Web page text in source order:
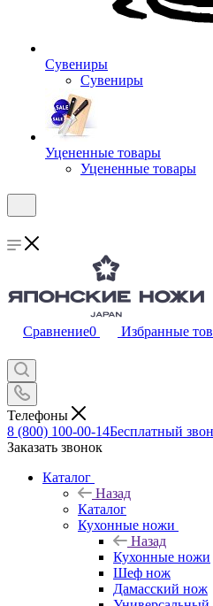
Сувениры
Сувениры
Уцененные товары
Уцененные товары
Сравнение0 Избранные
Телефоны
8 (800) 100-00-14Бесплатный
Заказать звонок
Каталог
Назад
Каталог
Кухонные ножи
Назад
Кухонные ножи
Шеф нож
Дамасский нож